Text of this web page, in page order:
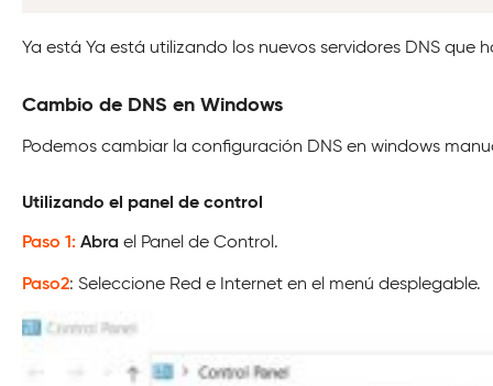
Ya está Ya está utilizando los nuevos servidores DNS que
Cambio de DNS en Windows
Podemos cambiar la configuración DNS en windows
Utilizando el panel de control
Paso 1: Abra el Panel de Control.
Paso2: Seleccione Red e Internet en el menú desplegable.